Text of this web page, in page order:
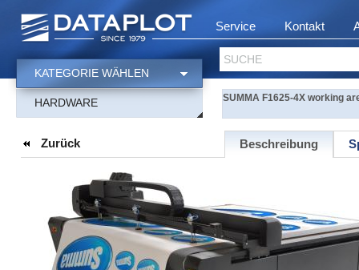
Service Kontakt
SUCHE
KATEGORIE WÄHLEN
HARDWARE SUMMA F1625-4X working
Zurück Beschreibung